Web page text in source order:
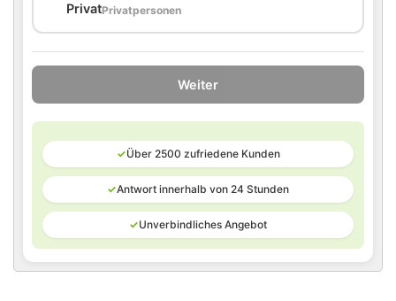
PrivatPrivatpersonen
Weiter
✓Über 2500 zufriedene Kunden
✓Antwort innerhalb von 24 Stunden
✓Unverbindliches Angebot